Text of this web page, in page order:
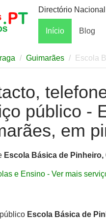
Directório
Início Blog
Guimarães Escola
público -
em
Escola Básica de Pinheiro,
e Ensino - Ver mais
Escola Básica de